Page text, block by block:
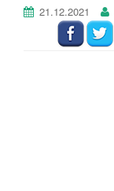
21.12.2021